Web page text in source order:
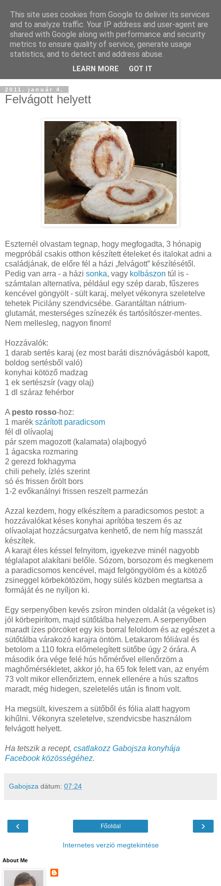
2011. január 4.
Felvágott helyett
Eszternél olvastam tegnap, hogy megfogadta, 3 hónapig
megpróbál csakis otthon készített ételeket és italokat adni a
családjának, de előre fél a házi „felvágott” készítésétől.
Pedig van arra - a házi sonka, vagy kolbászon túl is -
számtalan alternatíva, például egy szép darab, fűszeres
kencével göngyölt - sült karaj, melyet vékonyra szeletelve
tehetek Picilány szendvicsébe. Garantáltan nátrium-
glutamát, mesterséges színezék és tartósítószer-mentes.
Nem mellesleg, nagyon finom!
Hozzávalók:
1 darab sertés karaj (ez most baráti disznóvágásból kapott,
boldog sertésből való)
konyhai kötöző madzag
1 ek sertészsír (vagy olaj)
1 dl száraz fehérbor
A pesto rosso-hoz:
1 marék szárított paradicsom
fél dl olívaolaj
pár szem magozott (kalamata) olajbogyó
1 ágacska rozmaring
2 gerezd fokhagyma
chili pehely, ízlés szerint
só és frissen őrölt bors
1-2 evőkanálnyi frissen reszelt parmezán
Azzal kezdem, hogy elkészítem a paradicsomos pestot: a
hozzávalókat késes konyhai aprítóba teszem és az
olívaolajat hozzácsurgatva kenhető, de nem híg masszát
készítek.
A karajt éles késsel felnyitom, igyekezve minél nagyobb
téglalapot alakítani belőle. Sózom, borsozom és megkenem
a paradicsomos kencével, majd felgöngyölöm és a kötöző
zsineggel körbekötözöm, hogy sülés közben megtartsa a
formáját és ne nyíljon ki.
Egy serpenyőben kevés zsíron minden oldalát (a végeket is)
jól körbepirítom, majd sütőtálba helyezem. A serpenyőben
maradt ízes pörcöket egy kis borral feloldom és az egészet a
sütőtálba várakozó karajra öntöm. Letakarom fóliával és
betolom a 110 fokra előmelegített sütőbe úgy 2 órára. A
második óra vége felé hús hőmérővel ellenőrzöm a
maghőmérsékletet, akkor jó, ha 65 fok felett van, az enyém
73 volt mikor ellenőriztem, ennek ellenére a hús szaftos
maradt, még hidegen, szeletelés után is finom volt.
Ha megsült, kiveszem a sütőből és fólia alatt hagyom
kihűlni. Vékonyra szeletelve, szendvicsbe használom
felvágott helyett.
Ha tetszik a recept, csatlakozz Gabojsza konyhája
Facebook közösségéhez.
Gabojsza dátum: 07:24
‹ ›
Főoldal
Internetes verzió megtekintése
About Me
This site uses cookies from Google to deliver its services
and to analyze traffic. Your IP address and user-agent are
shared with Google along with performance and security
metrics to ensure quality of service, generate usage
statistics, and to detect and address abuse.
LEARN MORE GOT IT